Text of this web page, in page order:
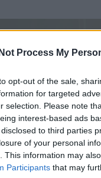
Process My
opt-out of the sale,
for targeted
selection. Please note
interest-based ads
to third parties
of your personal
This information may
Participants that may
grįžusi Karina
didžiausią savo